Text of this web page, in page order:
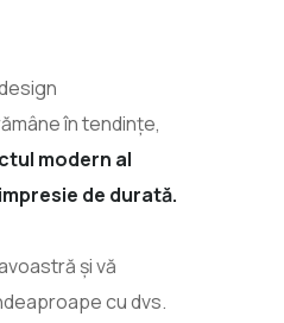
în tendințe,
modern al
de durată.
și vă
cu dvs.